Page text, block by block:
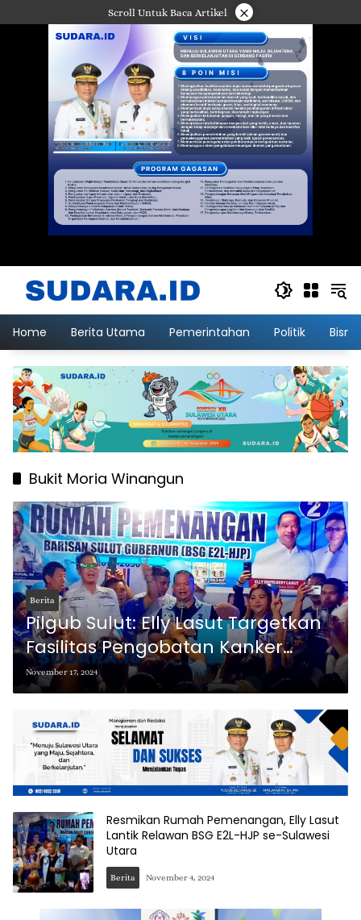
ke
Scroll Untuk Baca Artikel ×
Home Berita Utama Pemerintahan Politik
Bukit Moria Winangun
Berita
Pilgub Sulut: Elly Lasut Targetkan
Fasilitas Pengobatan Kanker
Terlengkap di Sulut
November 17, 2024
Resmikan Rumah Pemenangan, Elly Lasut
Lantik Relawan BSG E2L-HJP se-Sulawesi
Utara
Berita November 4, 2024